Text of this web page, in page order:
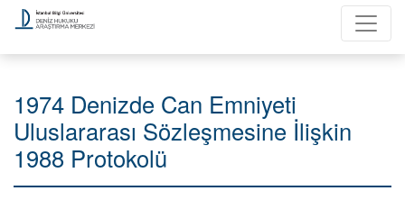
1974 Denizde Can Emniyeti
Uluslararası Sözleşmesine İlişkin
1988 Protokolü